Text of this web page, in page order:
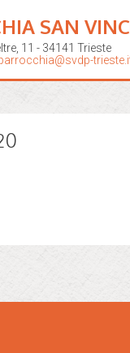
SAN
11 - 34141 Trieste